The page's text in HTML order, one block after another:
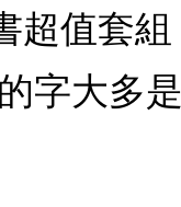
值套組
字大多